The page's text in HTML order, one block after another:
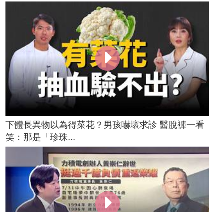
下體長異物以為得菜花？男孩嚇壞求診 醫脫褲一看
笑：那是「珍珠...